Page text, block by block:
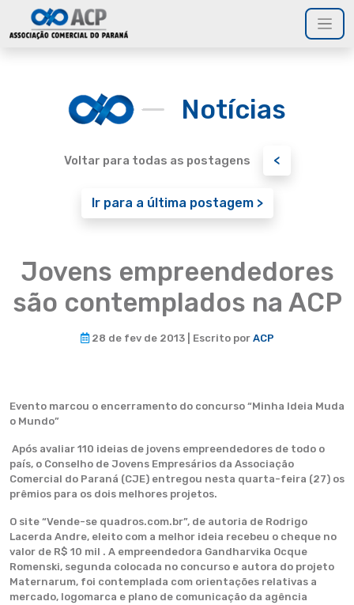
Notícias
Voltar para todas as postagens <
Ir para a última postagem >
Jovens empreendedores
são contemplados na ACP
28 de fev de 2013 | Escrito por ACP
Evento marcou o encerramento do concurso “Minha Ideia Muda
o Mundo”
Após avaliar 110 ideias de jovens empreendedores de todo o
país, o Conselho de Jovens Empresários da Associação
Comercial do Paraná (CJE) entregou nesta quarta-feira (27) os
prêmios para os dois melhores projetos.
O site “Vende-se quadros.com.br”, de autoria de Rodrigo
Lacerda Andre, eleito com a melhor ideia recebeu o cheque no
valor de R$ 10 mil . A empreendedora Gandharvika Ocque
Romenski, segunda colocada no concurso e autora do projeto
Maternarum, foi contemplada com orientações relativas a
mercado, logomarca e plano de comunicação da agência